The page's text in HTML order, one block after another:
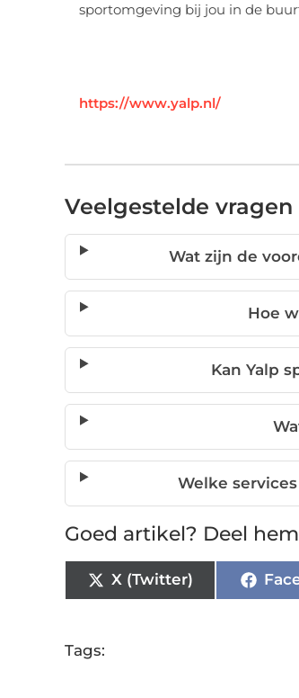
sportomgeving bij jou in de
https://www.yalp.nl/
Veelgestelde vragen
Wat zijn de
Hoe
Kan Yalp
Welke
Goed artikel? Deel
X (Twitter)
Tags: